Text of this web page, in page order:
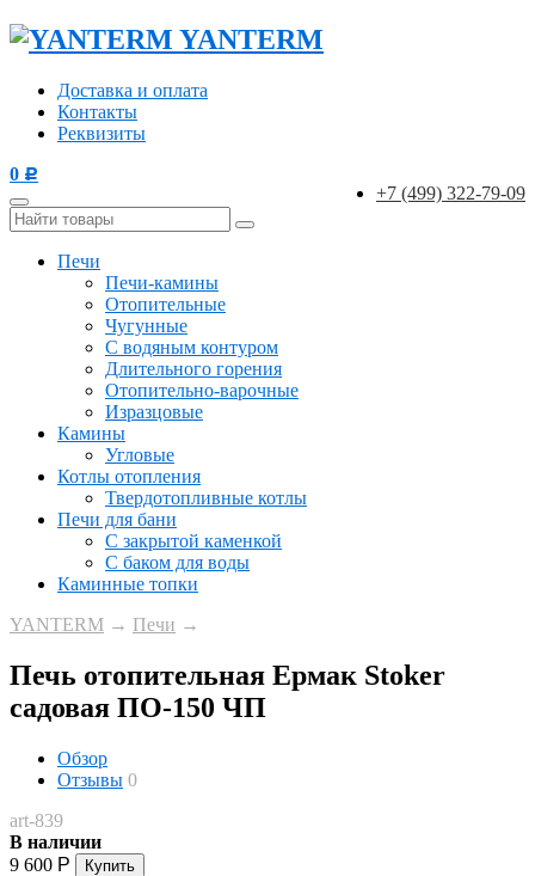
YANTERM
Доставка и оплата
Контакты
Реквизиты
+7 (499) 322-79-09
0 Р
Печи
Печи-камины
Отопительные
Чугунные
С водяным контуром
Длительного горения
Отопительно-варочные
Изразцовые
Камины
Угловые
Котлы отопления
Твердотопливные котлы
Печи для бани
С закрытой каменкой
С баком для воды
Каминные топки
YANTERM → Печи →
Печь отопительная Ермак Stoker
садовая ПО-150 ЧП
Обзор
Отзывы 0
art-839
В наличии
9 600 Р